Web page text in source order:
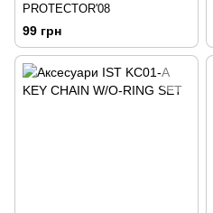
PROTECTOR'08
99 грн